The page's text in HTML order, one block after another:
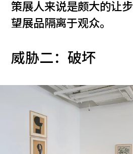
策展人来说是颇大的让
望展品隔离于观众。
威胁二：破坏